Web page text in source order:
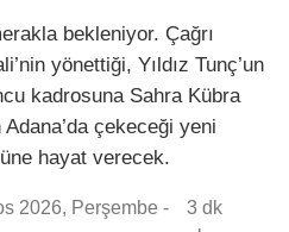
bekleniyor. Çağrı
yönettiği, Yıldız Tunç’un
kadrosuna Sahra Kübra
Adana’da çekeceği yeni
hayat verecek.
2026, Perşembe -
3 dk